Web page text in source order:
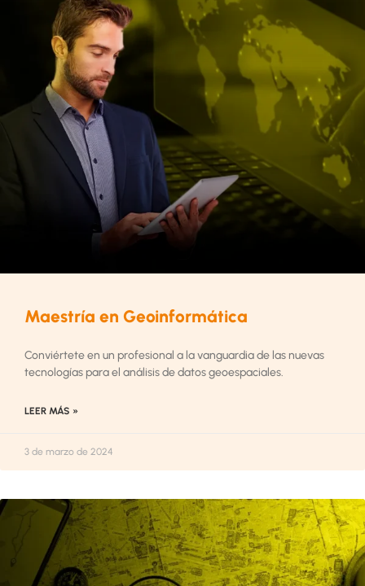
Maestría en Geoinformática
Conviértete en un profesional a la vanguardia de las nuevas
tecnologías para el análisis de datos geoespaciales.
LEER MÁS »
3 de marzo de 2024